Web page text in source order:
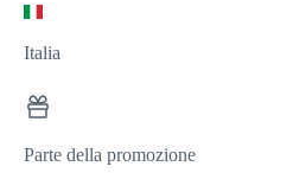
Italia
Parte della promozione